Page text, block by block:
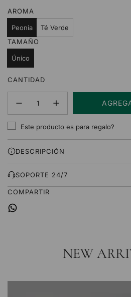
AROMA
Peonia
Té Verde
TAMAÑO
Único
CANTIDAD
Este producto es para regalo?
DESCRIPCIÓN
SOPORTE 24/7
COMPARTIR
NEW